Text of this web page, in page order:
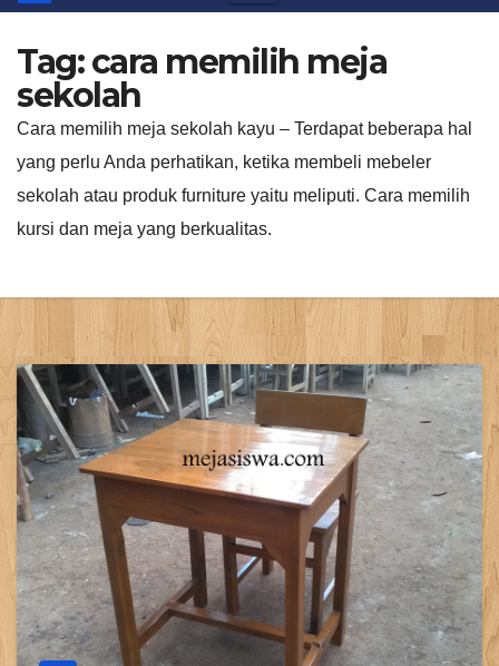
Tag:cara memilih meja
sekolah
Cara memilih meja sekolah kayu – Terdapat beberapa hal
yang perlu Anda perhatikan, ketika membeli mebeler
sekolah atau produk furniture yaitu meliputi. Cara memilih
kursi dan meja yang berkualitas.